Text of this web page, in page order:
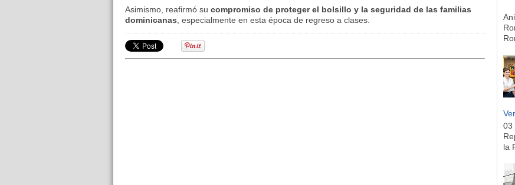
Asimismo, reafirmó su compromiso de proteger el bolsillo y la seguridad de las familias
dominicanas , especialmente en esta época de regreso a clases.
03
la